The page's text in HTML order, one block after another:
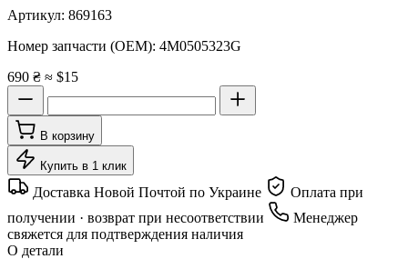
Артикул: 869163
Номер запчасти (OEM): 4M0505323G
690 ₴ ≈ $15
В корзину
Купить в 1 клик
Доставка Новой Почтой по Украине
Оплата при
получении · возврат при несоответствии
Менеджер
свяжется для подтверждения наличия
О детали